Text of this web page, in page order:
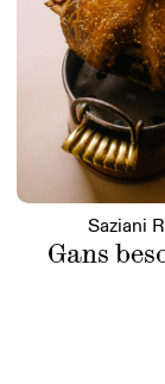
Saziani
Gans